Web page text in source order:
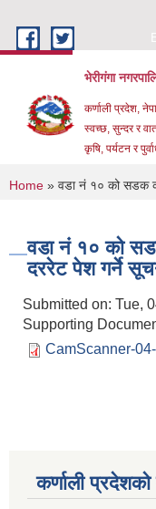
भेरीगंगा
कर्णाली प्रदेश,
स्वच्छ, सुन्दर र
कृषि, पर्यटन र
You are
Home » वडा नं १० को सडक
वडा नं १० को
दररेट पेश गर्ने
Submitted on: Tue,
Supporting
CamScanner-
कर्णाली